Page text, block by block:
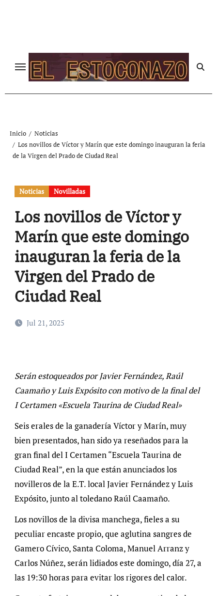
Inicio
Noticias
Los novillos de Víctor y Marín que este domingo inauguran la feria
de la Virgen del Prado de Ciudad Real
Noticias Novilladas
Los novillos de Víctor y
Marín que este domingo
inauguran la feria de la
Virgen del Prado de
Ciudad Real
Jul 21, 2025
Serán estoqueados por Javier Fernández, Raúl
Caamaño y Luis Expósito con motivo de la final del
I Certamen «Escuela Taurina de Ciudad Real»
Seis erales de la ganadería Víctor y Marín, muy
bien presentados, han sido ya reseñados para la
gran final del I Certamen “Escuela Taurina de
Ciudad Real”, en la que están anunciados los
novilleros de la E.T. local Javier Fernández y Luis
Expósito, junto al toledano Raúl Caamaño.
Los novillos de la divisa manchega, fieles a su
peculiar encaste propio, que aglutina sangres de
Gamero Cívico, Santa Coloma, Manuel Arranz y
Carlos Núñez, serán lidiados este domingo, día 27, a
las 19:30 horas para evitar los rigores del calor.